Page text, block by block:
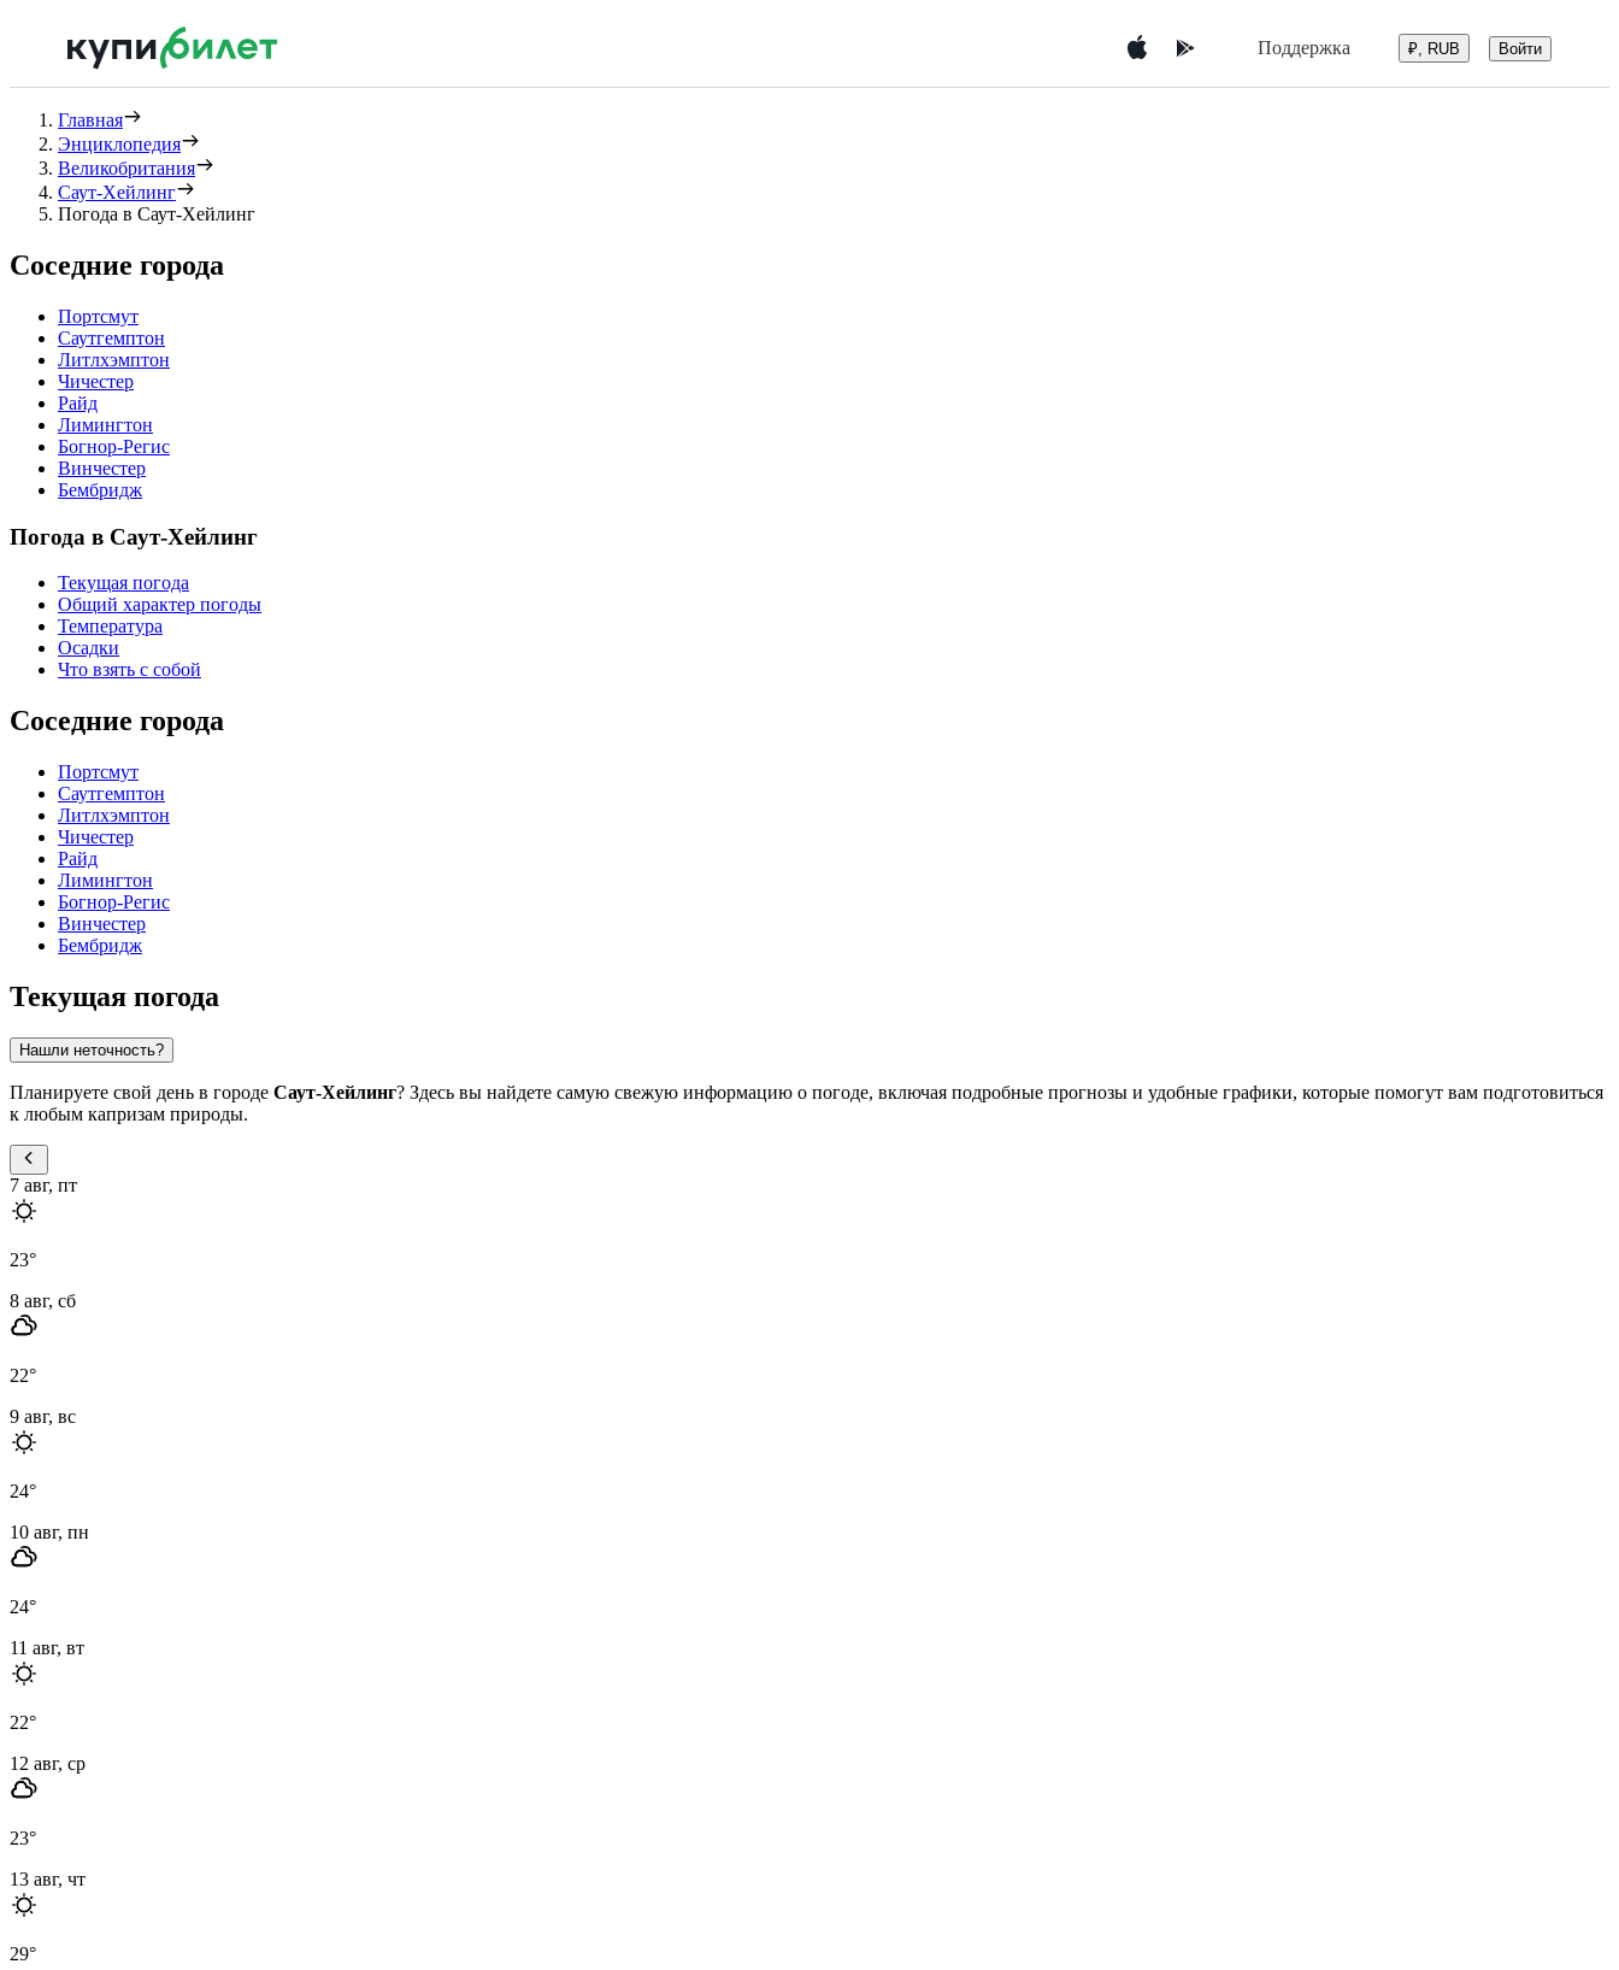
Поддержка ₽, RUB Войти
Главная
Энциклопедия
Великобритания
Саут-Хейлинг
Погода в Саут-Хейлинг
Соседние города
Портсмут
Саутгемптон
Литлхэмптон
Чичестер
Райд
Лимингтон
Богнор-Регис
Винчестер
Бембридж
Погода в Саут-Хейлинг
Текущая погода
Общий характер погоды
Температура
Осадки
Что взять с собой
Соседние города
Портсмут
Саутгемптон
Литлхэмптон
Чичестер
Райд
Лимингтон
Богнор-Регис
Винчестер
Бембридж
Текущая погода
Нашли неточность?
Планируете свой день в городе Саут-Хейлинг? Здесь вы найдете самую свежую информацию о погоде, включая подробные прогнозы и удобные графики, которые помогут вам подготовиться
к любым капризам природы.
7 авг, пт
23°
8 авг, сб
22°
9 авг, вс
24°
10 авг, пн
24°
11 авг, вт
22°
12 авг, ср
23°
13 авг, чт
29°